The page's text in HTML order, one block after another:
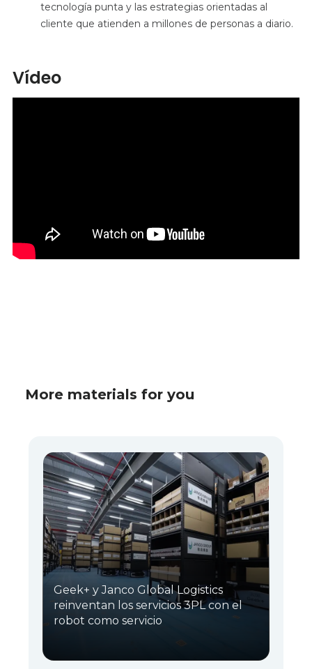
tecnología punta y las estrategias orientadas al
cliente que atienden a millones de personas a diario.
Vídeo
More materials for you
Geek+ y Janco Global Logistics
reinventan los servicios 3PL con el
robot como servicio